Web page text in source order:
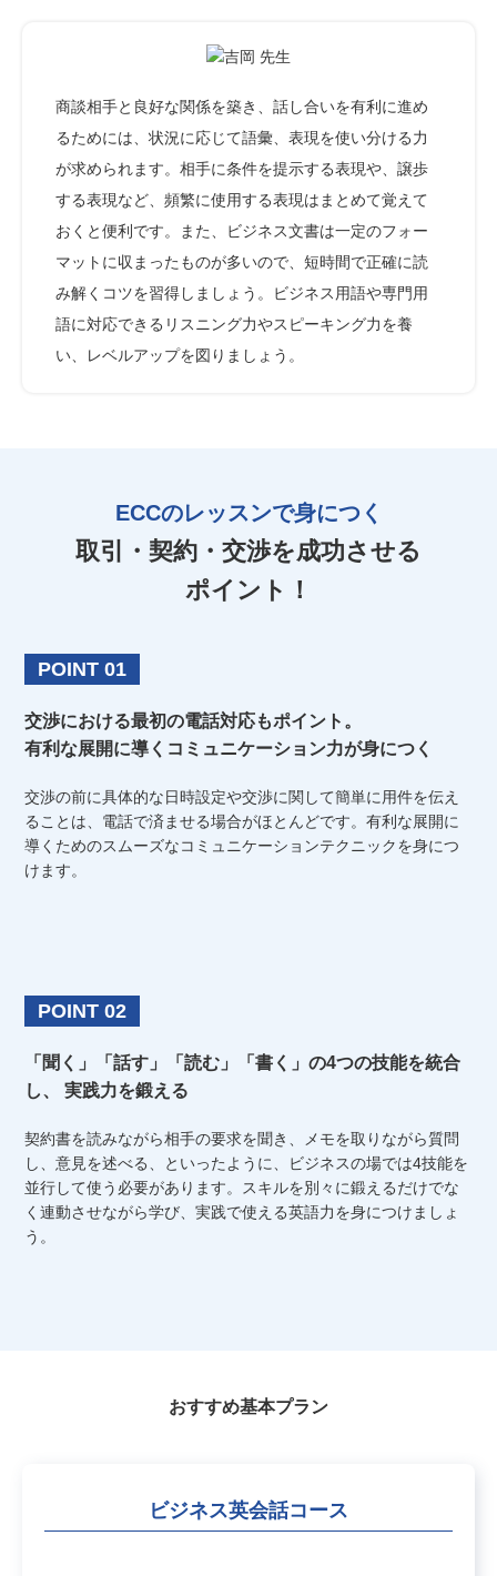
商談相手と良好な関係を築き、話し合いを有利に進め
るためには、状況に応じて語彙、表現を使い分ける力
が求められます。相手に条件を提示する表現や、譲歩
する表現など、頻繁に使用する表現はまとめて覚えて
おくと便利です。また、ビジネス文書は一定のフォー
マットに収まったものが多いので、短時間で正確に読
み解くコツを習得しましょう。ビジネス用語や専門用
語に対応できるリスニング力やスピーキング力を養
い、レベルアップを図りましょう。
ECCのレッスンで身につく
取引・契約・交渉を成功させる
ポイント！
POINT 01
交渉における最初の電話対応もポイント。
有利な展開に導くコミュニケーション力が身につく
交渉の前に具体的な日時設定や交渉に関して簡単に用件を伝え
ることは、電話で済ませる場合がほとんどです。有利な展開に
導くためのスムーズなコミュニケーションテクニックを身につ
けます。
POINT 02
「聞く」「話す」「読む」「書く」の4つの技能を統合
し、
実践力を鍛える
契約書を読みながら相手の要求を聞き、メモを取りながら質問
し、意見を述べる、といったように、ビジネスの場では4技能を
並行して使う必要があります。スキルを別々に鍛えるだけでな
く連動させながら学び、実践で使える英語力を身につけましょ
う。
おすすめ基本プラン
ビジネス英会話コース